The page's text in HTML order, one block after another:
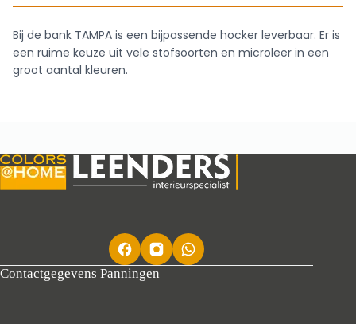
Bij de bank TAMPA is een bijpassende hocker leverbaar. Er is
een ruime keuze uit vele stofsoorten en microleer in een
groot aantal kleuren.
Contactgegevens Panningen